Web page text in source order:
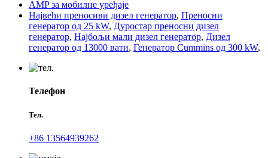
AMP за мобилне уређаје
Највећи преносиви дизел генератор, Преносни
генератор од 25 kW, Дуростар преносни дизел
генератор, Најбољи мали дизел генератор, Дизел
генератор од 13000 вати, Генератор Cummins од 300 kW,
Телефон
Тел.
+86 13564939262